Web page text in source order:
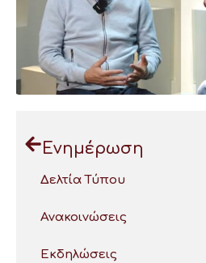
Ενημέρωση
Δελτία Τύπου
Ανακοινώσεις
Εκδηλώσεις